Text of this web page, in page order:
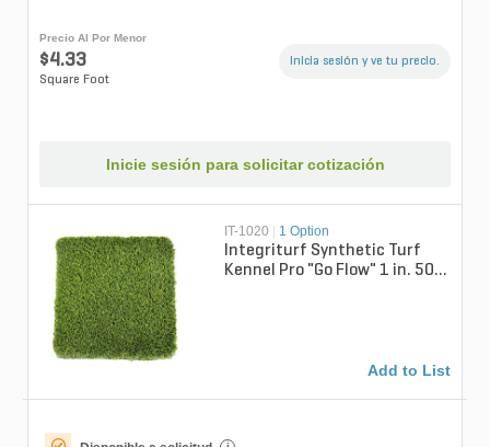
Precio Al Por Menor
$4.33
Square Foot
Inicia sesión y ve tu precio.
Inicie sesión para solicitar cotización
IT-1020 | 1 Option
Integriturf Synthetic Turf
Kennel Pro "Go Flow" 1 in. 50
Add to List